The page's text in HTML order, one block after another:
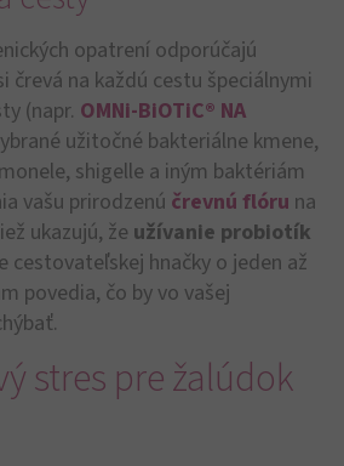
opatrení odporúčajú
črevá na každú cestu špeciálnymi
(napr. OMNi-BiOTiC® NA
užitočné bakteriálne kmene,
shigelle a iným baktériám
vašu prirodzenú črevnú flóru na
ukazujú, že užívanie probiotík
hnačky o jeden až
povedia, čo by vo vašej
stres pre žalúdok